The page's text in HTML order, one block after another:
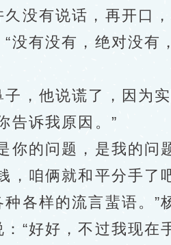
有说话，再开口，
有没有，绝对没有
他说谎了，因为实
诉我原因。”
的问题，是我的问
咱俩就和平分手了
各样的流言蜚语。”
好好，不过我现在